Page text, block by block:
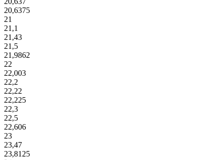
20,6375
21
21,1
21,43
21,5
21,9862
22
22,003
22,2
22,22
22,225
22,3
22,5
22,606
23
23,47
23,8125